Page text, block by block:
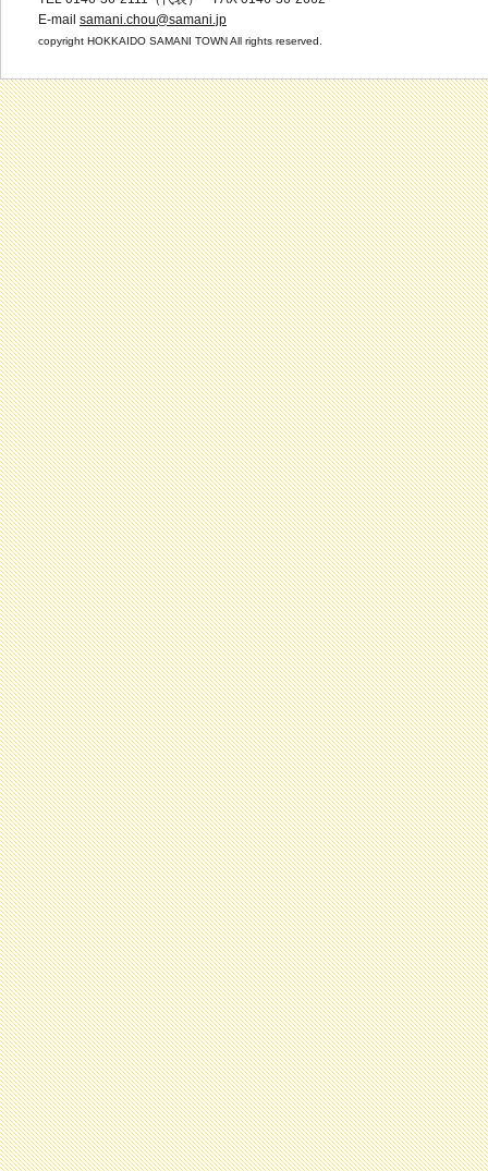
E-mail samani.chou@samani.jp
copyright HOKKAIDO SAMANI TOWN All rights reserved.